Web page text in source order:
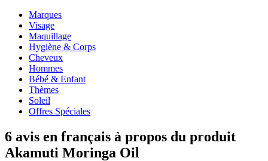
Marques
Visage
Maquillage
Hygiène & Corps
Cheveux
Hommes
Bébé & Enfant
Thèmes
Soleil
Offres Spéciales
6 avis en français à propos du produit
Akamuti Moringa Oil